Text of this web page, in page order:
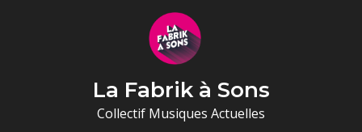
La Fabrik à Sons
Collectif Musiques Actuelles